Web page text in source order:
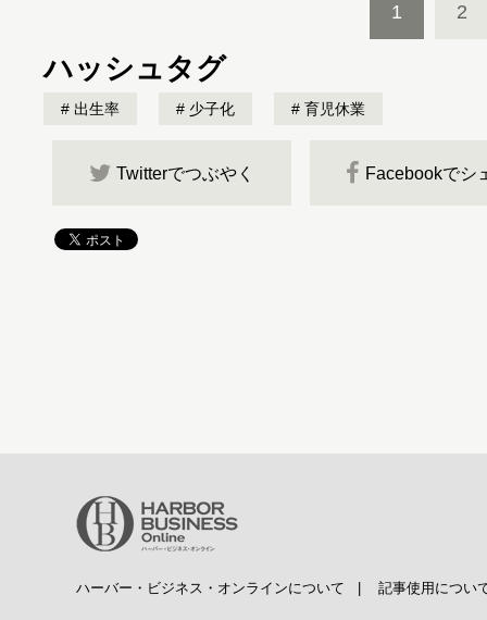
1 2
ハッシュタグ
出生率 少子化 育児休業
Twitterでつぶやく Facebookでシ
ハーバー・ビジネス・オンラインについて 記事使用につい